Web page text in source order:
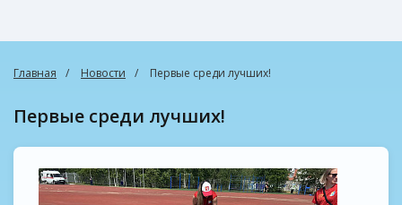
Главная Новости Первые среди лучших!
Первые среди лучших!